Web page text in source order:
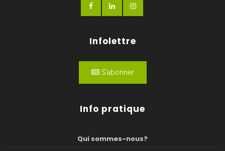
Infolettre
S'abonner
Info pratique
Qui sommes-nous?